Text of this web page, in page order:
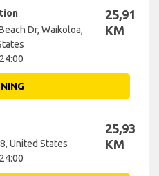
Dr, Waikoloa,
25,91
KM
United States
25,93
KM